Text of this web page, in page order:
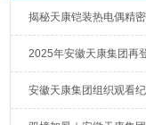
揭秘天康铠装热电偶精
2025年安徽天康集团再